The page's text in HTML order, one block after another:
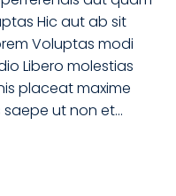
Hic aut ab sit
Voluptas modi
Libero molestias
placeat maxime
ut non et…